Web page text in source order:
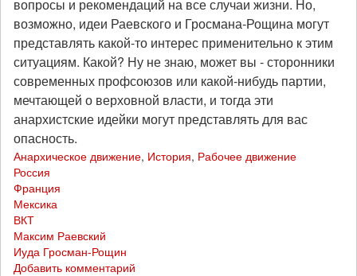
вопросы и рекомендаций на все случаи жизни. Но,
возможно, идеи Раевского и Гросмана-Рощина могут
представлять какой-то интерес применительно к этим
ситуациям. Какой? Ну не знаю, может вы - сторонники
современных профсоюзов или какой-нибудь партии,
мечтающей о верховной власти, и тогда эти
анархистские идейки могут представлять для вас
опасность.
Анархическое движение, История, Рабочее движение
Россия
Франция
Мексика
ВКТ
Максим Раевский
Иуда Гросман-Рощин
Добавить комментарий